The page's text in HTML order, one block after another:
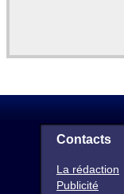
Contacts
La rédaction
Publicité